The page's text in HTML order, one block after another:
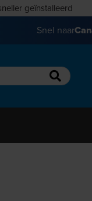
geïnstalleerd
Snel naar